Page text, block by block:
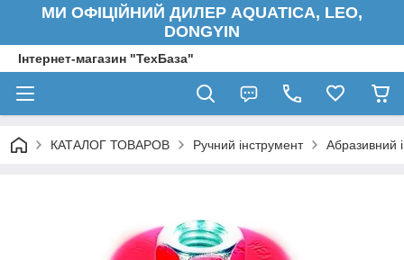
МИ ОФІЦІЙНИЙ ДИЛЕР AQUATICA, LEO,
DONGYIN
Інтернет-магазин "ТехБаза"
КАТАЛОГ ТОВАРОВ Ручний інструмент Абразивний